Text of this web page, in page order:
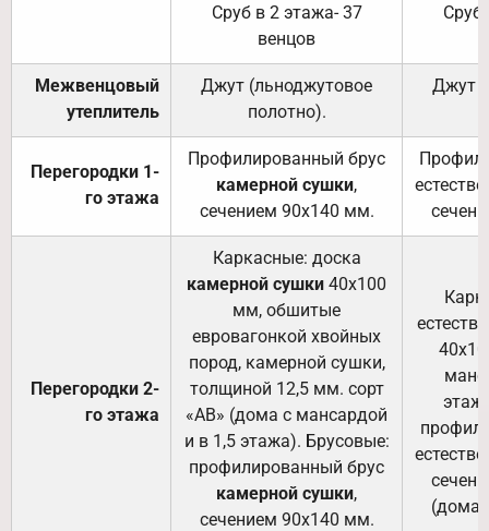
Сруб в 2 этажа- 37
венцов
Сруб
Межвенцовый
утеплитель
Джут (льноджутовое
полотно).
Джут
Перегородки 1-
го этажа
Профилированный брус
камерной сушки,
сечением 90х140 мм.
Перегородки 2-
го этажа
Каркасные: доска
камерной сушки 40х100
мм, обшитые
евровагонкой хвойных
пород, камерной сушки,
толщиной 12,5 мм. сорт
«АВ» (дома с мансардой
и в 1,5 этажа). Брусовые:
профилированный брус
камерной сушки,
сечением 90х140 мм.
(дома